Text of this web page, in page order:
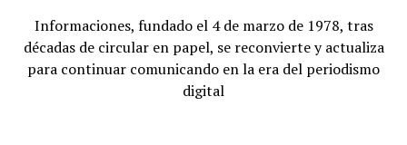
Informaciones, fundado el 4 de marzo de 1978, tras
décadas de circular en papel, se reconvierte y actualiza
para continuar comunicando en la era del periodismo
digital